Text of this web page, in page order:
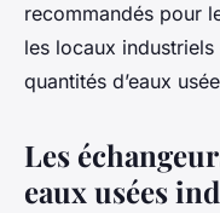
recommandés pour
les locaux
quantités d’eaux
Les
eaux usées